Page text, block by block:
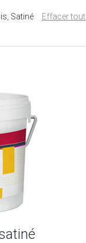
Satiné Effacer tout